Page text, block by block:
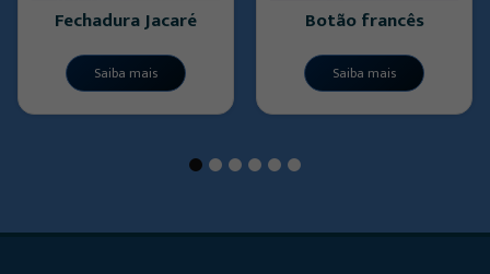
Fechadura Jacaré
Saiba mais
Botão francês
Saiba mais
4 5 6